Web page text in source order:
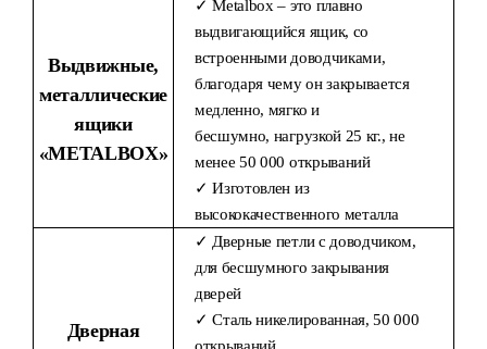
Выдвижные,
металлические
ящики
«METALBOX»
✓ Metalbox – это плавно
выдвигающийся ящик, со
встроенными доводчиками,
благодаря чему он закрывается
медленно, мягко и
бесшумно, нагрузкой 25 кг., не
менее 50 000 открываний
✓ Изготовлен из
высококачественного металла
Дверная
✓ Дверные петли с доводчиком,
для бесшумного закрывания
дверей
✓ Сталь никелированная, 50 000
открываний